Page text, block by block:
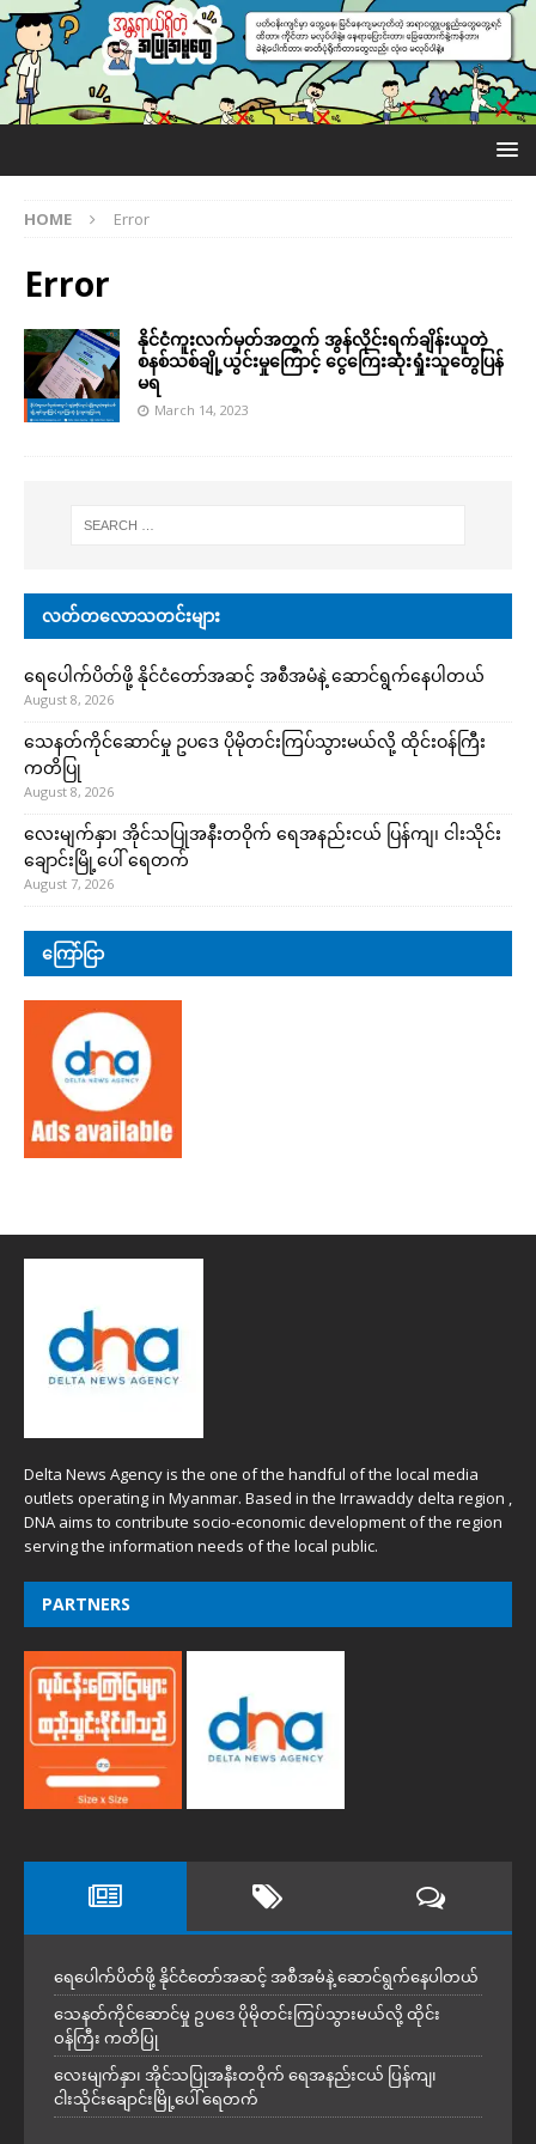
HOME Error
Error
နိုင်ငံကူးလက်မှတ်အတွက် အွန်လိုင်းရက်ချိန်းယူတဲ့
စနစ်သစ်ချို့ယွင်းမှုကြောင့် ငွေကြေးဆုံးရှုံးသူတွေပြန်
မရ
March 14, 2023
လတ်တလောသတင်းများ
ရေပေါက်ပိတ်ဖို့ နိုင်ငံတော်အဆင့် အစီအမံနဲ့ ဆောင်ရွက်နေပါတယ်
August 8, 2026
သေနတ်ကိုင်ဆောင်မှု ဥပဒေ ပိုမိုတင်းကြပ်သွားမယ်လို့ ထိုင်းဝန်ကြီး
ကတိပြု
August 8, 2026
လေးမျက်နှာ၊ အိုင်သပြုအနီးတဝိုက် ရေအနည်းငယ် ပြန်ကျ၊ ငါးသိုင်း
ချောင်းမြို့ပေါ် ရေတက်
August 7, 2026
ကြော်ငြာ
Delta News Agency is the one of the handful of the local media
outlets operating in Myanmar. Based in the Irrawaddy delta region ,
DNA aims to contribute socio-economic development of the region
serving the information needs of the local public.
PARTNERS
ရေပေါက်ပိတ်ဖို့ နိုင်ငံတော်အဆင့် အစီအမံနဲ့ ဆောင်ရွက်နေပါတယ်
သေနတ်ကိုင်ဆောင်မှု ဥပဒေ ပိုမိုတင်းကြပ်သွားမယ်လို့ ထိုင်း
ဝန်ကြီး ကတိပြု
လေးမျက်နှာ၊ အိုင်သပြုအနီးတဝိုက် ရေအနည်းငယ် ပြန်ကျ၊
ငါးသိုင်းချောင်းမြို့ပေါ် ရေတက်